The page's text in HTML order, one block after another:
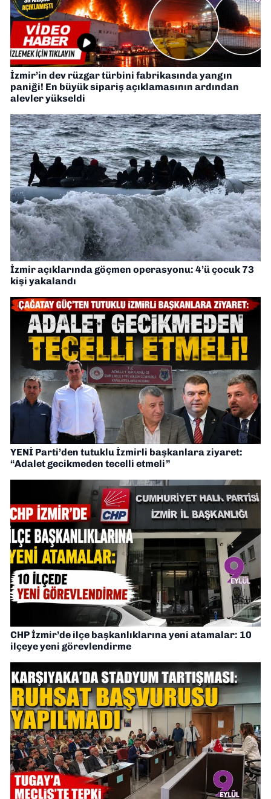
İzmir’in dev rüzgar türbini fabrikasında yangın
paniği! En büyük sipariş açıklamasının ardından
alevler yükseldi
İzmir açıklarında göçmen operasyonu: 4’ü çocuk 73
kişi yakalandı
YENİ Parti’den tutuklu İzmirli başkanlara ziyaret:
“Adalet gecikmeden tecelli etmeli”
CHP İzmir’de ilçe başkanlıklarına yeni atamalar: 10
ilçeye yeni görevlendirme